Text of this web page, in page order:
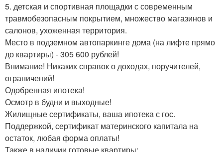
5. детская и спортивная площадки с современным
травмобезопасным покрытием, множество магазинов и
салонов, ухоженная территория.
Место в подземном автопаркинге дома (на лифте прямо
до квартиры) - 305 600 рублей!
Внимание! Никаких справок о доходах, поручителей,
ограничений!
Одобренная ипотека!
Осмотр в будни и выходные!
Жилищные сертификаты, ваша ипотека с гос.
Поддержкой, сертификат материнского капитала на
остаток, любая форма оплаты!